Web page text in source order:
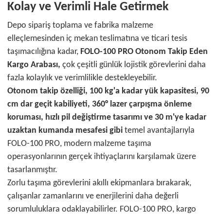
Kolay ve Verimli Hale Getirmek
Depo sipariş toplama ve fabrika malzeme
elleçlemesinden iç mekan teslimatına ve ticari tesis
taşımacılığına kadar, FOLO-100 PRO Otonom Takip Eden
Kargo Arabası, çok çeşitli günlük lojistik görevlerini daha
fazla kolaylık ve verimlilikle destekleyebilir.
Otonom takip özelliği, 100 kg'a kadar yük kapasitesi, 90
cm dar geçit kabiliyeti, 360° lazer çarpışma önleme
koruması, hızlı pil değiştirme tasarımı ve 30 m'ye kadar
uzaktan kumanda mesafesi gibi temel avantajlarıyla
FOLO-100 PRO, modern malzeme taşıma
operasyonlarının gerçek ihtiyaçlarını karşılamak üzere
tasarlanmıştır.
Zorlu taşıma görevlerini akıllı ekipmanlara bırakarak,
çalışanlar zamanlarını ve enerjilerini daha değerli
sorumluluklara odaklayabilirler. FOLO-100 PRO, kargo